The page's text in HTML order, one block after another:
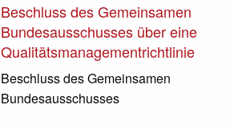
Beschluss des Gemeinsamen
Bundesausschusses über eine
Qualitätsmanagementrichtlinie
Beschluss des Gemeinsamen
Bundesausschusses